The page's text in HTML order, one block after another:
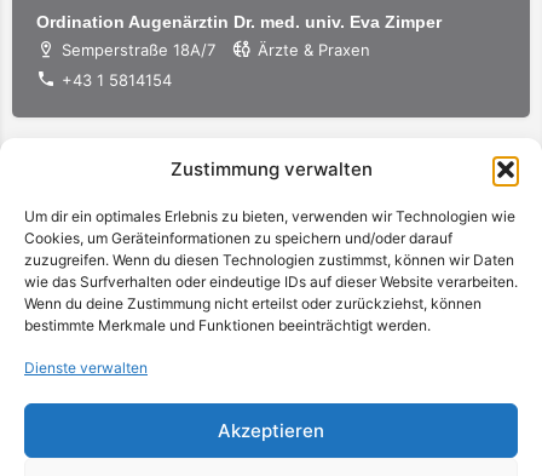
Zustimmung verwalten
Um dir ein optimales Erlebnis zu bieten, verwenden wir Technologien wie
Cookies, um Geräteinformationen zu speichern und/oder darauf
zuzugreifen. Wenn du diesen Technologien zustimmst, können wir Daten
wie das Surfverhalten oder eindeutige IDs auf dieser Website verarbeiten.
Wenn du deine Zustimmung nicht erteilst oder zurückziehst, können
bestimmte Merkmale und Funktionen beeinträchtigt werden.
Dienste verwalten
Akzeptieren
Ordination Augenärztin Dr. med. univ. Eva Zimper
Semperstraße 18A/7
Ärzte & Praxen
+43 1 5814154